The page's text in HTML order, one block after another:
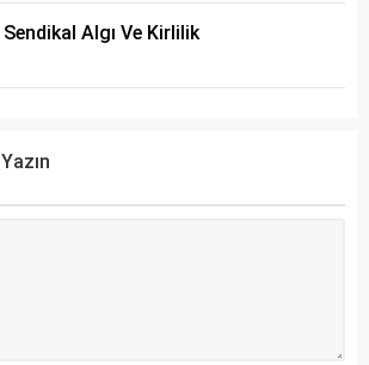
Sendikal Algı Ve Kirlilik